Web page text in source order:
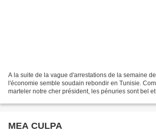
A la suite de la vague d'arrestations de la semaine
l'économie semble soudain rebondir en Tunisie.
marteler notre cher président, les pénuries sont bel
MEA CULPA